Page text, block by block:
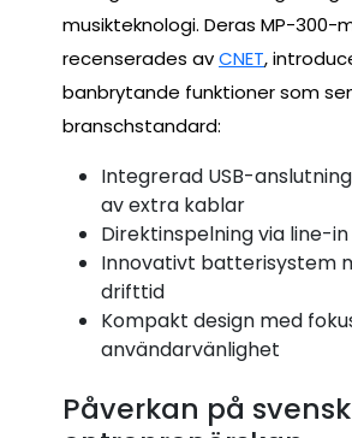
musikteknologi. Deras MP-300-
recenserades avCNET,
banbrytande funktioner som
branschstandard:
Integrerad USB-
av extra kablar
Direktinspelning via line-in
Innovativt batterisystem
drifttid
Kompakt design med
användarvänlighet
Påverkan på svensk